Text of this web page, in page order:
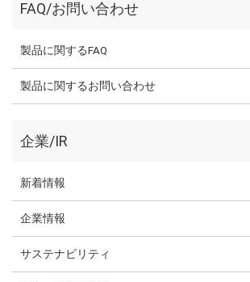
FAQ/お問い合わせ
製品に関するFAQ
製品に関するお問い合わせ
企業/IR
新着情報
企業情報
サステナビリティ